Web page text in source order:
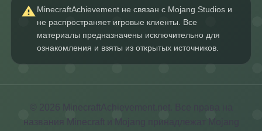
MinecraftAchievement не связан с Mojang Studios и
не распространяет игровые клиенты. Все
материалы предназначены исключительно для
ознакомления и взяты из открытых источников.
© 2026 MinecraftAchievement.net. Все права на
названия Minecraft и Mojang принадлежат Mojang